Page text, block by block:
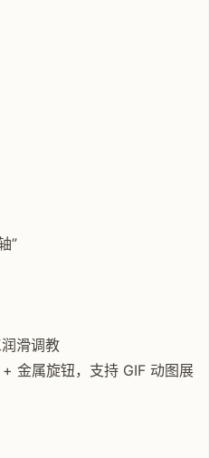
”
滑调教
金属旋钮，支持 GIF 动图展